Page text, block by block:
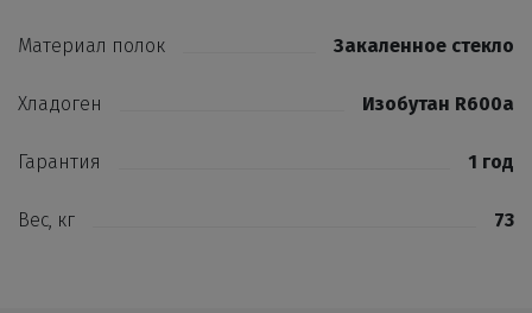
Материал полок Закаленное стекло
Хладоген Изобутан R600a
Гарантия 1 год
Вес, кг 73